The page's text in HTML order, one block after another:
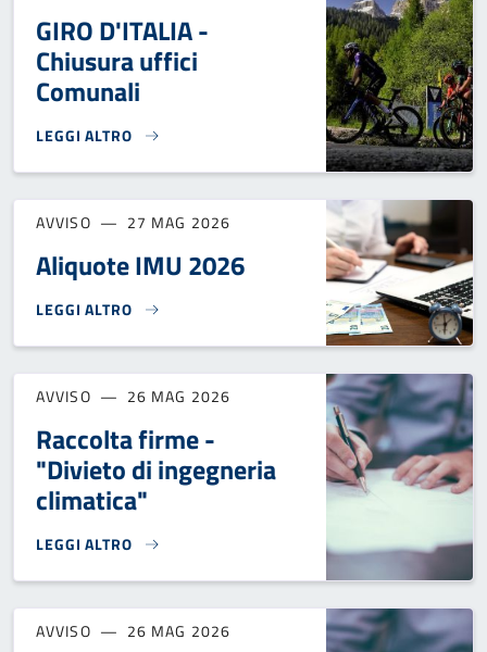
GIRO D'ITALIA -
Chiusura uffici
Comunali
LEGGI ALTRO
GIRO D'ITALIA - CHIUSURA UFFICI COMUNALI}
AVVISO 27 MAG 2026
Aliquote IMU 2026
LEGGI ALTRO
ALIQUOTE IMU 2026}
AVVISO 26 MAG 2026
Raccolta firme -
"Divieto di ingegneria
climatica"
LEGGI ALTRO
RACCOLTA FIRME - "DIVIETO DI INGEGNERIA CLIMATICA"}
AVVISO 26 MAG 2026